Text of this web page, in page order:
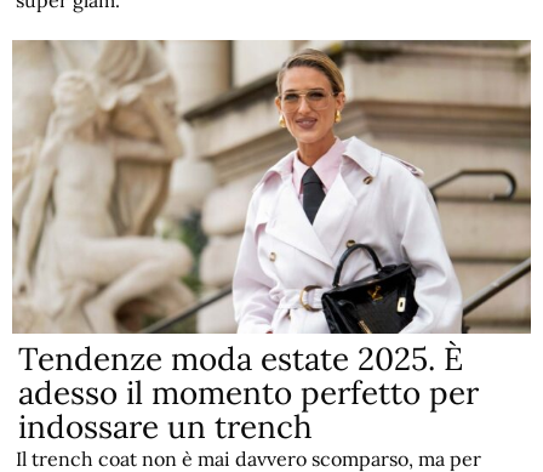
Tendenze moda estate 2025. È
adesso il momento perfetto per
indossare un trench
Il trench coat non è mai davvero scomparso, ma per